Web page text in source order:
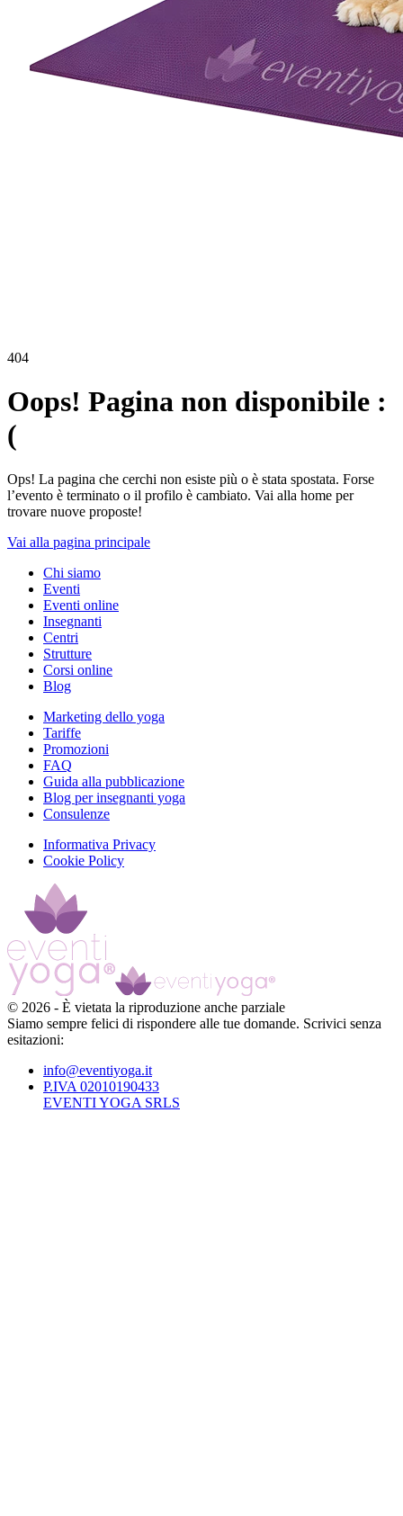
404
Oops! Pagina non disponibile :
(
Ops! La pagina che cerchi non esiste più o è stata spostata. Forse
l’evento è terminato o il profilo è cambiato. Vai alla home per
trovare nuove proposte!
Vai alla pagina principale
Chi siamo
Eventi
Eventi online
Insegnanti
Centri
Strutture
Corsi online
Blog
Marketing dello yoga
Tariffe
Promozioni
FAQ
Guida alla pubblicazione
Blog per insegnanti yoga
Consulenze
Informativa Privacy
Cookie Policy
© 2026 - È vietata la riproduzione anche parziale
Siamo sempre felici di rispondere alle tue domande. Scrivici senza
esitazioni:
info@eventiyoga.it
P.IVA 02010190433
EVENTI YOGA SRLS